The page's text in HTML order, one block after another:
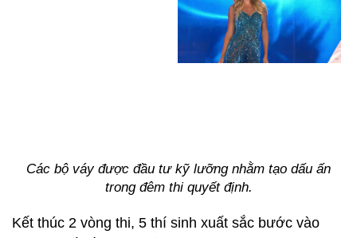
Các bộ váy được đầu tư kỹ lưỡng nhằm tạo dấu ấn
trong đêm thi quyết định.
Kết thúc 2 vòng thi, 5 thí sinh xuất sắc bước vào
câu hỏi riêng liên quan đến giáo dục, đời sống và
trải nghiệm cá nhân.
Cả 5 thí sinh đều trả lời lưu loát, sử dụng tiếng Anh